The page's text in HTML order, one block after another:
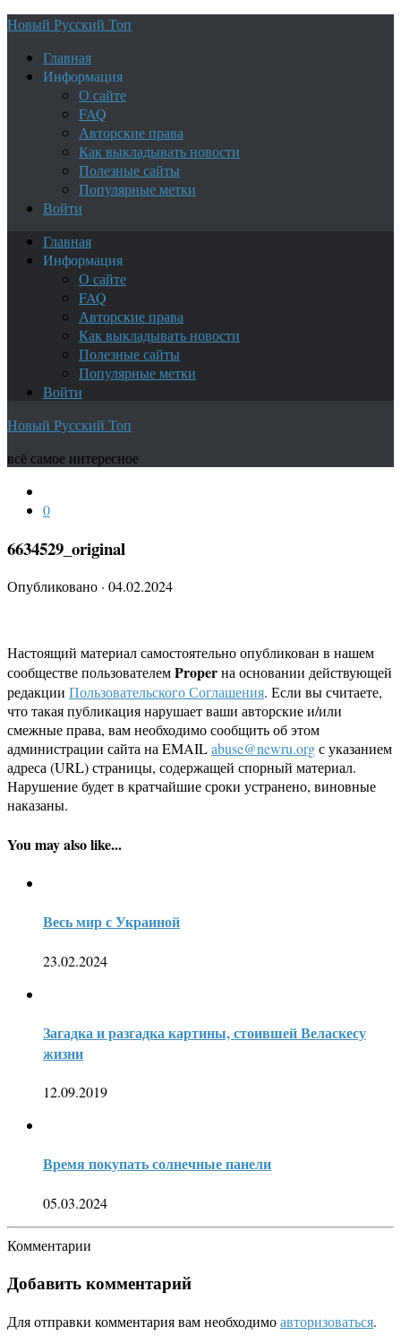
Новый Русский Топ
Главная
Информация
О сайте
FAQ
Авторские права
Как выкладывать новости
Полезные сайты
Популярные метки
Войти
Главная
Информация
О сайте
FAQ
Авторские права
Как выкладывать новости
Полезные сайты
Популярные метки
Войти
Новый Русский Топ
всё самое интересное
0
6634529_original
Опубликовано · 04.02.2024
Настоящий материал самостоятельно опубликован в нашем
сообществе пользователемProperна основании действующей
редакции Пользовательского Соглашения. Если вы считаете,
что такая публикация нарушает ваши авторские и/или
смежные права, вам необходимо сообщить об этом
администрации сайта на EMAILabuse@newru.orgс указанием
адреса (URL) страницы, содержащей спорный материал.
Нарушение будет в кратчайшие сроки устранено, виновные
наказаны.
You may also like...
Весь мир с Украиной
23.02.2024
Загадка и разгадка картины, стоившей Веласкесу
жизни
12.09.2019
Время покупать солнечные панели
05.03.2024
Комментарии
Добавить комментарий
Для отправки комментария вам необходимоавторизоваться.